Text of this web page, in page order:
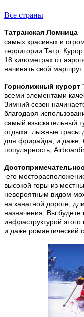
Все страны
Татранская Ломница
самых красивых и
территории Татр.
18 километрах от
начинать свой
Горнолижный курорт
всеми элементами
Зимний сезон
благодаря
самый взыскательный
отдыха: лыжные трасы
для фрирайда, и
популярность,
его
высокой горы из
невероятным видом
на канатной дороге,
назначения, Вы будете
инфраструктурой
и даже романтический